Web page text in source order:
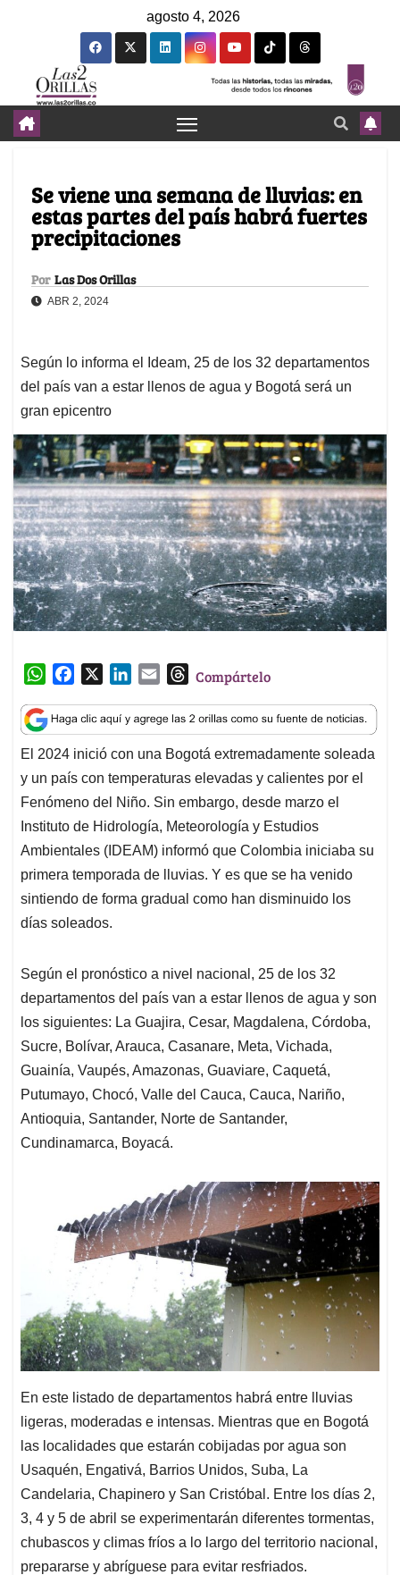
agosto 4, 2026
Se viene una semana de lluvias: en
estas partes del país habrá fuertes
precipitaciones
Por Las Dos Orillas
ABR 2, 2024
Según lo informa el Ideam, 25 de los 32 departamentos
del país van a estar llenos de agua y Bogotá será un
gran epicentro
W
a
t
s
A
p
p
c
e
b
o
o
k
n
k
e
d
I
n
a
i
l
T
r
e
a
d
s
Compártelo
El 2024 inició con una Bogotá extremadamente soleada
y un país con temperaturas elevadas y calientes por el
Fenómeno del Niño. Sin embargo, desde marzo el
Instituto de Hidrología, Meteorología y Estudios
Ambientales (IDEAM) informó que Colombia iniciaba su
primera temporada de lluvias. Y es que se ha venido
sintiendo de forma gradual como han disminuido los
días soleados.
Según el pronóstico a nivel nacional, 25 de los 32
departamentos del país van a estar llenos de agua y son
los siguientes: La Guajira, Cesar, Magdalena, Córdoba,
Sucre, Bolívar, Arauca, Casanare, Meta, Vichada,
Guainía, Vaupés, Amazonas, Guaviare, Caquetá,
Putumayo, Chocó, Valle del Cauca, Cauca, Nariño,
Antioquia, Santander, Norte de Santander,
Cundinamarca, Boyacá.
En este listado de departamentos habrá entre lluvias
ligeras, moderadas e intensas. Mientras que en Bogotá
las localidades que estarán cobijadas por agua son
Usaquén, Engativá, Barrios Unidos, Suba, La
Candelaria, Chapinero y San Cristóbal. Entre los días 2,
3, 4 y 5 de abril se experimentarán diferentes tormentas,
chubascos y climas fríos a lo largo del territorio nacional,
prepararse y abríguese para evitar resfriados.